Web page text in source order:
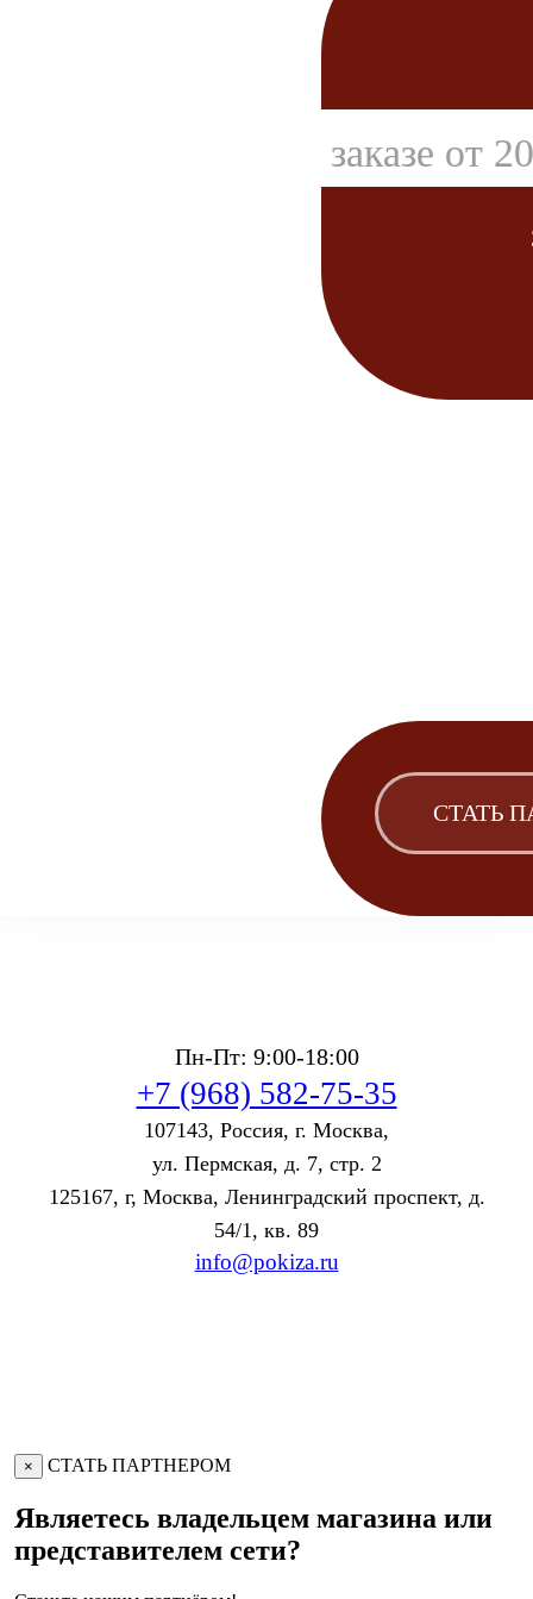
АКЦИЯ при заказе от
СТАТЬ
Пн-Пт: 9:00-18:00
+7 (968) 582-75-35
107143, Россия, г. Москва,
ул. Пермская, д. 7, стр. 2
125167, г, Москва, Ленинградский проспект, д.
54/1, кв. 89
info@pokiza.ru
× СТАТЬ ПАРТНЕРОМ
Являетесь владельцем магазина или
представителем сети?